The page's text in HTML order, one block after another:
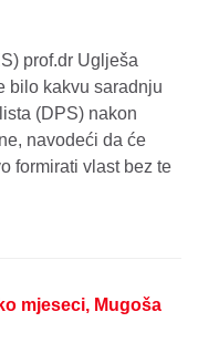
prof.dr Uglješa
bilo kakvu saradnju
(DPS) nakon
navodeći da će
formirati vlast bez te
mjeseci, Mugoša